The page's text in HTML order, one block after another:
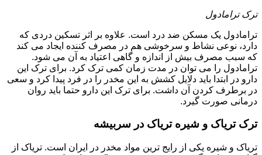
ترک ترامادول
ترامادول یک مسکن ضد درد است. علاوه بر اثر تسکین دردی که
دارد، نوعی نشاط و سرخوشی هم در مصرف کننده ایجاد می کند
که سبب مصرف بیش از اندازه و گاهی اعتیاد به آن می شود.
ترامادول را می توان در مدت زمان کمی ترک کرد. برای ترک این
دارو در ابتدا باید دلایل کشش به این مخدر را در فرد پیدا کرد و سعی
در برطرف کردن آن داشت. برای ترک این دارو حتما باید روان
درمانی صورت گیرد.
ترک تریاک و شیره تریاک در سربیشه
تریاک و شیره یکی از رایج ترین مواد مخدر در ایران است. تریاک از